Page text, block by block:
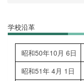
学校沿革
昭和50年10月 6日
昭和51年 4月 1日